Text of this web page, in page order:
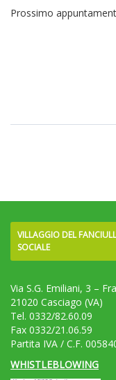
Prossimo
VILLAGGIO DEL
SOCIALE
Via S.G. Emiliani, 3 –
21020 Casciago (VA)
Tel. 0332/82.60.09
Fax 0332/21.06.59
Partita IVA / C.F.
WHISTLEBLOWING